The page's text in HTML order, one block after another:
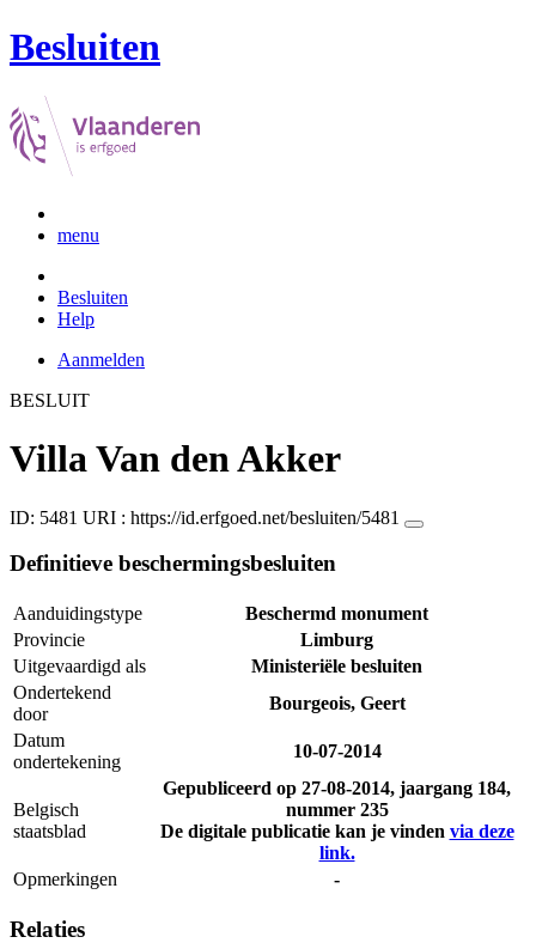
Besluiten
menu
Besluiten
Help
Aanmelden
BESLUIT
Villa Van den Akker
ID: 5481 URI : https://id.erfgoed.net/besluiten/5481
Definitieve beschermingsbesluiten
Aanduidingstype
Beschermd monument
Provincie
Limburg
Uitgevaardigd als
Ministeriële besluiten
Ondertekend
door
Bourgeois, Geert
Datum
ondertekening
10-07-2014
Belgisch
staatsblad
Gepubliceerd op 27-08-2014, jaargang 184,
nummer 235
De digitale publicatie kan je vinden via deze
link.
Opmerkingen
-
Relaties